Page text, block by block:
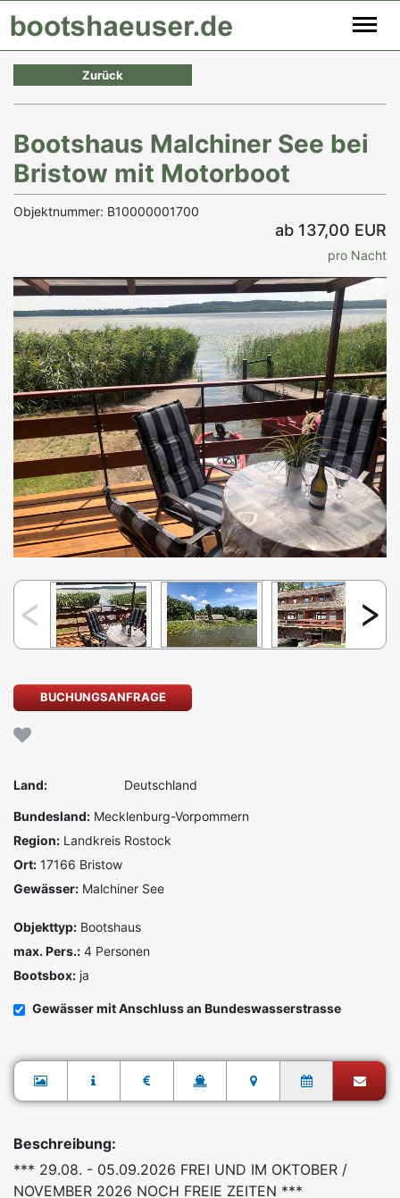
Zurück
Bootshaus Malchiner See bei
Bristow mit Motorboot
Objektnummer: B10000001700
ab 137,00 EUR
pro Nacht
BUCHUNGSANFRAGE
Land: Deutschland
Bundesland: Mecklenburg-Vorpommern
Region: Landkreis Rostock
Ort: 17166 Bristow
Gewässer: Malchiner See
Objekttyp: Bootshaus
max. Pers.: 4 Personen
Bootsbox: ja
Gewässer mit Anschluss an Bundeswasserstrasse
Beschreibung:
*** 29.08. - 05.09.2026 FREI UND IM OKTOBER /
NOVEMBER 2026 NOCH FREIE ZEITEN ***